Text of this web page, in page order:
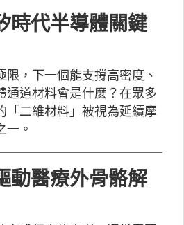
時代半導體關鍵
限，下一個能支撐高密度、
通道材料會是什麼？在眾多
「二維材料」被視為延續摩
一。
動醫療外骨骼解